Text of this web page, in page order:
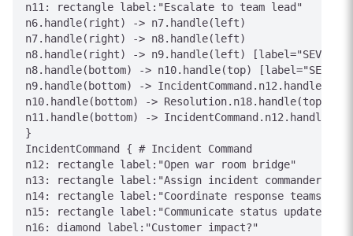
n11: rectangle label:"Escalate to team lead"
n6.handle(right) -> n7.handle(left)
n7.handle(right) -> n8.handle(left)
n8.handle(right) -> n9.handle(left) [label="SEV-1/
n8.handle(bottom) -> n10.handle(top) [label="SEV-3/
n9.handle(bottom) ->
n10.handle(bottom) -> Resolution.n18.handle(top)
n11.handle(bottom) ->
}
IncidentCommand { # Incident Command
n12: rectangle label:"Open war room bridge"
n13: rectangle label:"Assign incident commander"
n14: rectangle label:"Coordinate response teams"
n15: rectangle label:"Communicate status updates"
n16: diamond label:"Customer impact?"